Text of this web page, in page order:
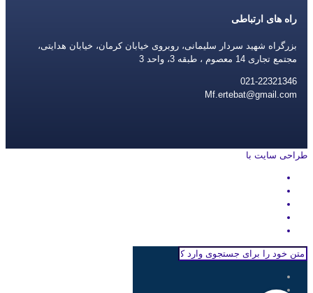
راه های ارتباطی
بزرگراه شهید سردار سلیمانی، روبروی خیابان کرمان، خیابان هدایتی،
مجتمع تجاری 14 معصوم ، طبقه 3، واحد 3
021-22321346
Mf.ertebat@gmail.com
طراحی سایت با